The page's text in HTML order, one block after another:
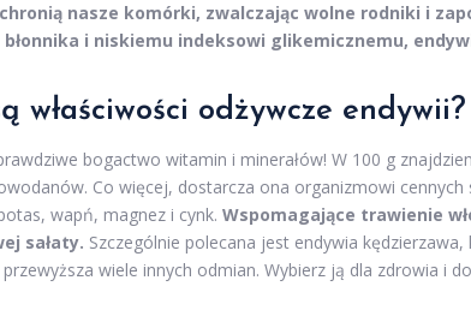
nasze komórki, zwalczając wolne rodniki i
i niskiemu indeksowi glikemicznemu,
właściwości odżywcze endywii?
bogactwo witamin i minerałów! W 100 g
Co więcej, dostarcza ona organizmowi
wapń, magnez i cynk. Wspomagające trawienie
sałaty. Szczególnie polecana jest endywia
wiele innych odmian. Wybierz ją dla zdrowia i